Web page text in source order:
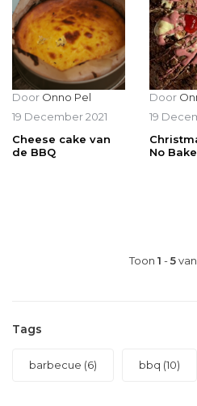
Door Onno Pel
19 December 2021
Cheese cake van
de BBQ
Door
19
No
Toon 1 -5van
Tags
barbecue (6) bbq (10)